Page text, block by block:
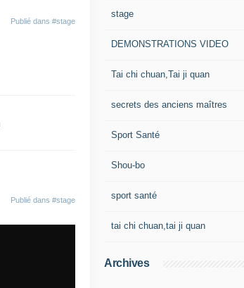
Publié dans #stage
Publié dans #stage
stage
DEMONSTRATIONS VIDEO
Tai chi chuan,Tai ji quan
secrets des anciens maîtres
Sport Santé
Shou-bo
sport santé
tai chi chuan,tai ji quan
Archives